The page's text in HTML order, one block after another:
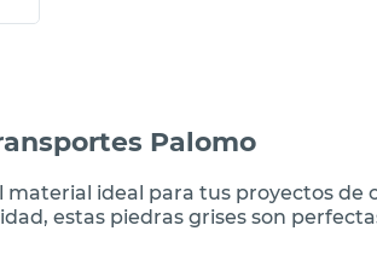
Palomo
material ideal para tus proyectos de
estas piedras grises son